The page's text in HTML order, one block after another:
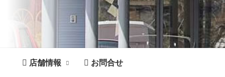
店舗情報 お問合せ